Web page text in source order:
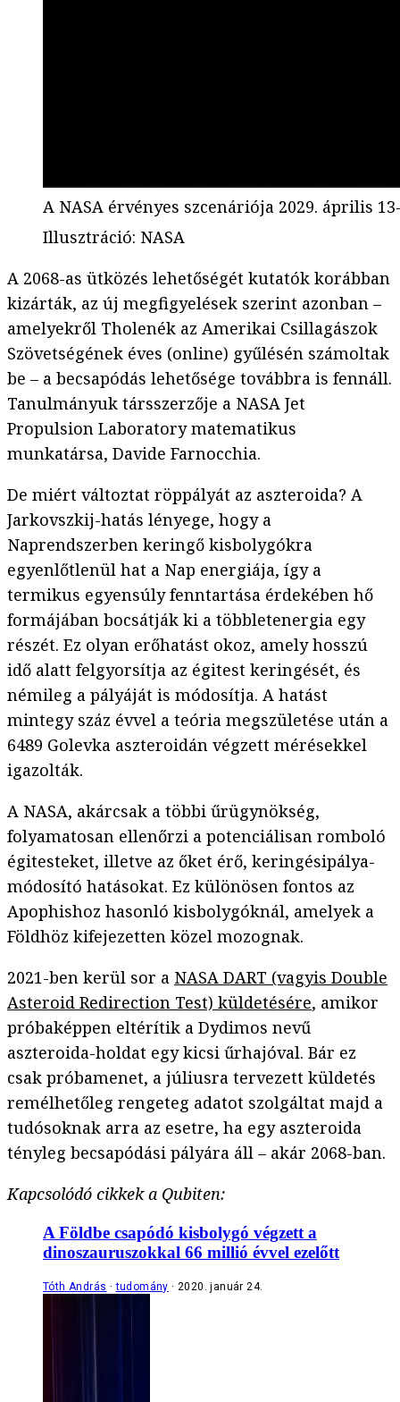
A NASA érvényes szcenáriója 2029. április
Illusztráció: NASA
A 2068-as ütközés lehetőségét kutatók korábban
kizárták, az új megfigyelések szerint azonban –
amelyekről Tholenék az Amerikai Csillagászok
Szövetségének éves (online) gyűlésén számoltak
be – a becsapódás lehetősége továbbra is fennáll.
Tanulmányuk társszerzője a NASA Jet
Propulsion Laboratory matematikus
munkatársa, Davide Farnocchia.
De miért változtat röppályát az aszteroida? A
Jarkovszkij-hatás lényege, hogy a
Naprendszerben keringő kisbolygókra
egyenlőtlenül hat a Nap energiája, így a
termikus egyensúly fenntartása érdekében hő
formájában bocsátják ki a többletenergia egy
részét. Ez olyan erőhatást okoz, amely hosszú
idő alatt felgyorsítja az égitest keringését, és
némileg a pályáját is módosítja. A hatást
mintegy száz évvel a teória megszületése után a
6489 Golevka aszteroidán végzett mérésekkel
igazolták.
A NASA, akárcsak a többi űrügynökség,
folyamatosan ellenőrzi a potenciálisan romboló
égitesteket, illetve az őket érő, keringésipálya-
módosító hatásokat. Ez különösen fontos az
Apophishoz hasonló kisbolygóknál, amelyek a
Földhöz kifejezetten közel mozognak.
2021-ben kerül sor a NASA DART (vagyis Double
Asteroid Redirection Test) küldetésére, amikor
próbaképpen eltérítik a Dydimos nevű
aszteroida-holdat egy kicsi űrhajóval. Bár ez
csak próbamenet, a júliusra tervezett küldetés
remélhetőleg rengeteg adatot szolgáltat majd a
tudósoknak arra az esetre, ha egy aszteroida
tényleg becsapódási pályára áll – akár 2068-ban.
Kapcsolódó cikkek a Qubiten:
A Földbe csapódó kisbolygó végzett a
dinoszauruszokkal 66 millió évvel ezelőtt
Tóth András tudomány 2020. január 24.